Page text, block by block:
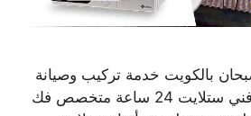
بالكويت خدمة تركيب وصيانة
ستلايت رسيفر رقم فني ستلايت 24 ساعة متخصص فك